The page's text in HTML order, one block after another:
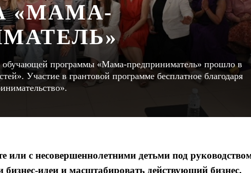
«МАМА-
обучающей программы «Мама-предприниматель» прошло в
Участие в грантовой программе бесплатное благодаря
или с несовершеннолетними детьми под
бизнес-идеи и масштабировать действующий бизнес.